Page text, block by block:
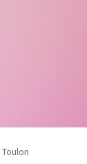
Toulon